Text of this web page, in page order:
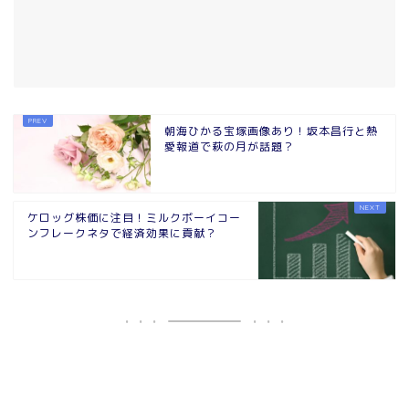
朝海ひかる宝塚画像あり！坂本昌行と熱
愛報道で萩の月が話題？
ケロッグ株価に注目！ミルクボーイコー
ンフレークネタで経済効果に貢献？